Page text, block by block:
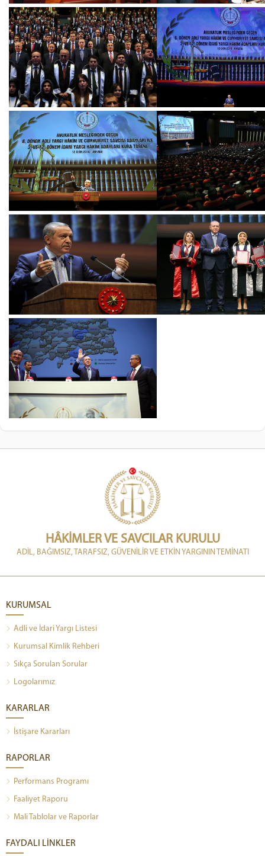
HÂKİMLER VE SAVCILAR KURULU
ADİL, BAĞIMSIZ, TARAFSIZ, GÜVENİLİR VE ETKİN YARGININ TEMİNATI
KURUMSAL
Adli ve İdari Yargı Listesi
Kurumsal Kimlik Rehberi
Sıkça Sorulan Sorular
Logolarımız
KARARLAR
İstişare Kararları
RAPORLAR
Performans Programı
Faaliyet Raporu
Mali Tablolar ve Raporlar
FAYDALI LİNKLER